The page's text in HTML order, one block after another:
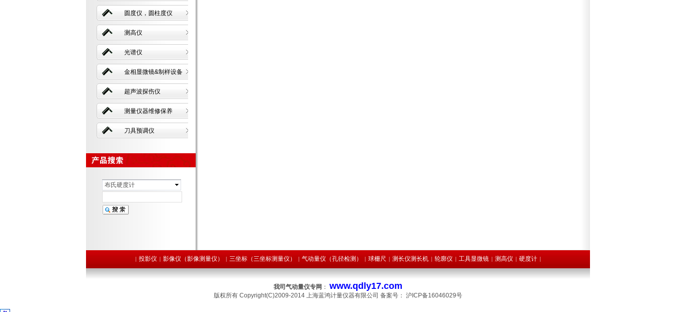
布氏硬度计
圆度仪，圆柱度仪
测高仪
光谱仪
金相显微镜&制样设备
超声波探伤仪
测量仪器维修保养
刀具预调仪
| 投影仪 | 影像仪（影像测量仪） | 三坐标（三坐标测量仪） | 气动量仪（孔径检测） | 球栅尺 | 测长仪测长机 | 轮廓仪 | 工具显微镜 | 测高仪 | 硬度计 |
我司气动量仪专网 ： www.qdly17.com
版权所有 Copyright(C)2009-2014 上海蓝鸿计量仪器有限公司 备案号： 沪ICP备16046029号